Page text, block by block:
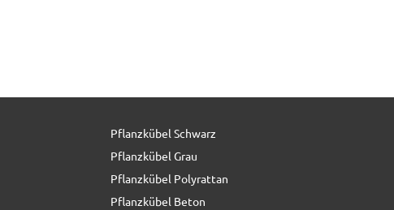
Pflanzkübel Schwarz
Pflanzkübel Grau
Pflanzkübel Polyrattan
Pflanzkübel Beton